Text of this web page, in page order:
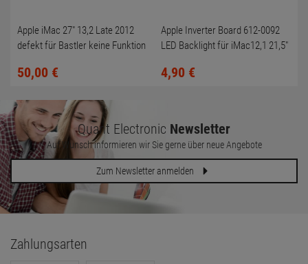
Apple iMac 27" 13,2 Late 2012
defekt für Bastler keine Funktion
50,00 €
Apple Inverter Board 612-0092
LED Backlight für iMac12,1 21,5"
4,90 €
Quant Electronic Newsletter
Auf Wunsch informieren wir Sie gerne über neue Angebote
Zum Newsletter anmelden
Zahlungsarten